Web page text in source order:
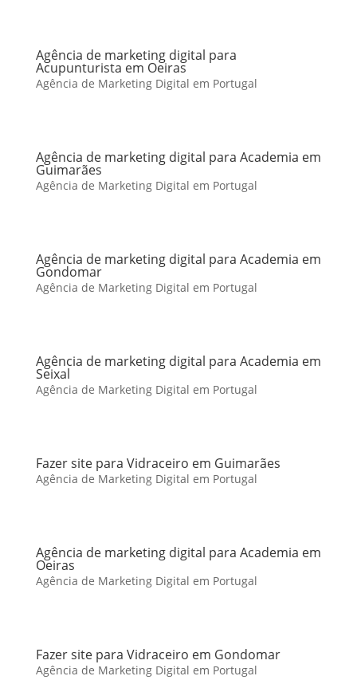
Agência de marketing digital para
Acupunturista em Oeiras
Agência de Marketing Digital em Portugal
Agência de marketing digital para Academia em
Guimarães
Agência de Marketing Digital em Portugal
Agência de marketing digital para Academia em
Gondomar
Agência de Marketing Digital em Portugal
Agência de marketing digital para Academia em
Seixal
Agência de Marketing Digital em Portugal
Fazer site para Vidraceiro em Guimarães
Agência de Marketing Digital em Portugal
Agência de marketing digital para Academia em
Oeiras
Agência de Marketing Digital em Portugal
Fazer site para Vidraceiro em Gondomar
Agência de Marketing Digital em Portugal